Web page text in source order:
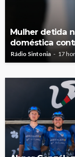
Mulher detida
doméstica
Rádio Sintonia 17